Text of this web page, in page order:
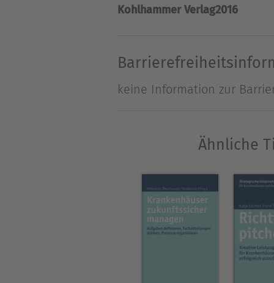
allgemeine Entwicklung
Kohlhammer Verlag2016
keine Information zur
Ähnliche